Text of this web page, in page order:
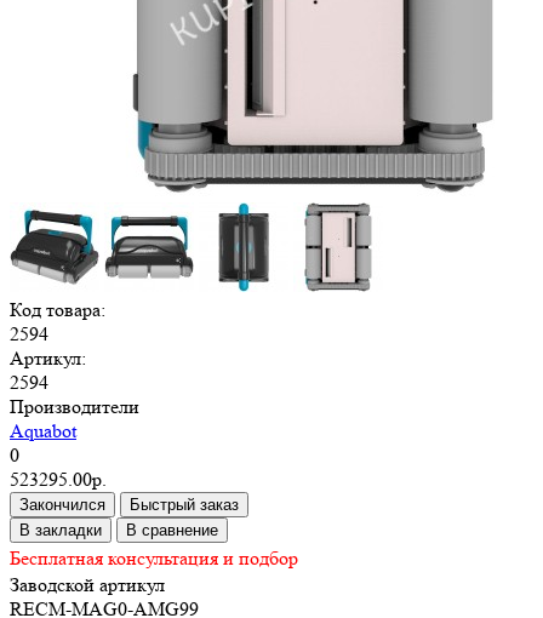
Код товара:
2594
Артикул:
2594
Производители
Aquabot
0
523295.00р.
Закончился
Быстрый заказ
В закладки
В сравнение
Бесплатная консультация и подбор
Заводской артикул
RECM-MAG0-AMG99